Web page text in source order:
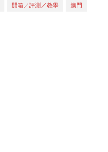
開箱／評測／教學
澳門